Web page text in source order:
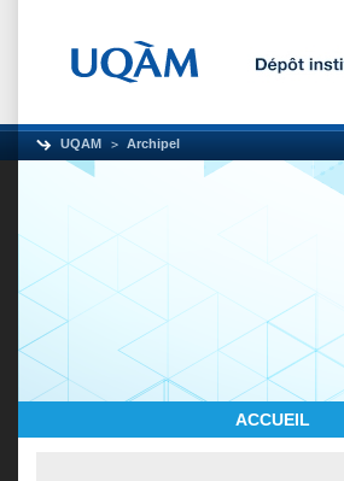
UQAM Archipel
ACCUEIL